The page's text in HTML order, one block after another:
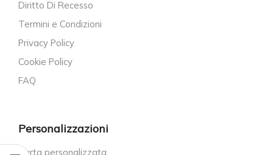
Diritto Di Recesso
Termini e Condizioni
Privacy Policy
Cookie Policy
FAQ
Personalizzazioni
Carta personalizzata